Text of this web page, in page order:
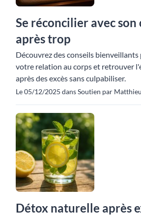
Se réconcilier avec son
après trop
Découvrez des conseils
votre relation au corps et retrouver
après des excès sans culpabiliser.
Le 05/12/2025 dans Soutien par Matthieu
Détox naturelle après